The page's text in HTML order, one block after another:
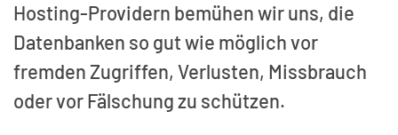
Hosting-Providern bemühen wir uns, die
Datenbanken so gut wie möglich vor
fremden Zugriffen, Verlusten, Missbrauch
oder vor Fälschung zu schützen.